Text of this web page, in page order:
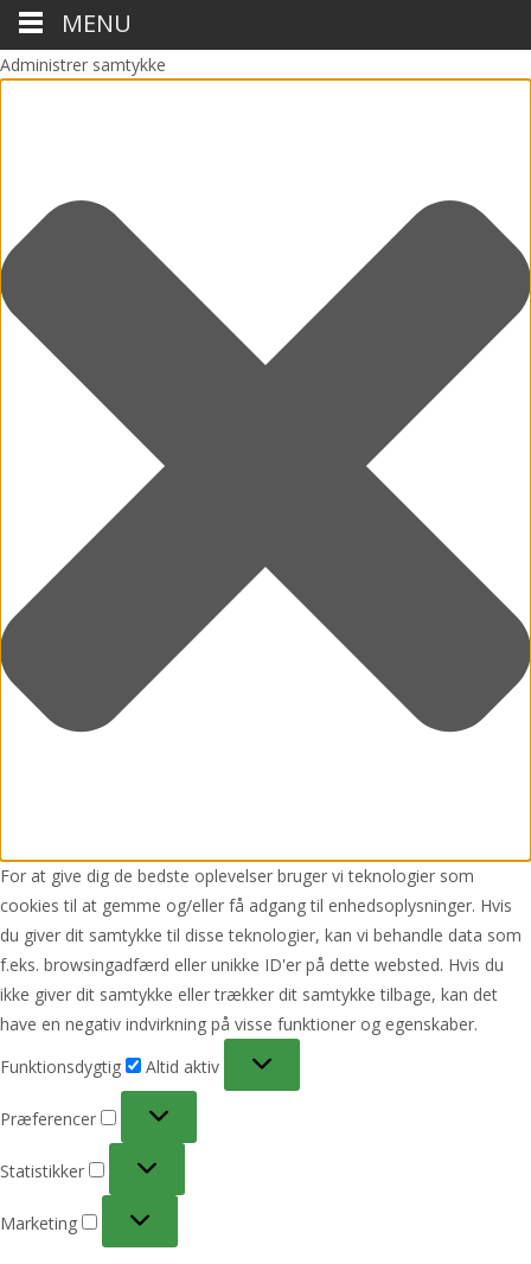
Administrer samtykke
For at give dig de bedste oplevelser bruger vi teknologier som
cookies til at gemme og/eller få adgang til enhedsoplysninger. Hvis
du giver dit samtykke til disse teknologier, kan vi behandle data som
f.eks. browsingadfærd eller unikke ID'er på dette websted. Hvis du
ikke giver dit samtykke eller trækker dit samtykke tilbage, kan det
have en negativ indvirkning på visse funktioner og egenskaber.
Funktionsdygtig
Altid aktiv
Præferencer
Statistikker
Marketing
MENU